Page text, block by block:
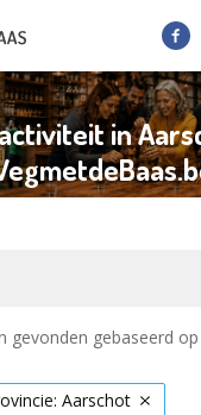
in
gevonden gebaseerd op
Aarschot